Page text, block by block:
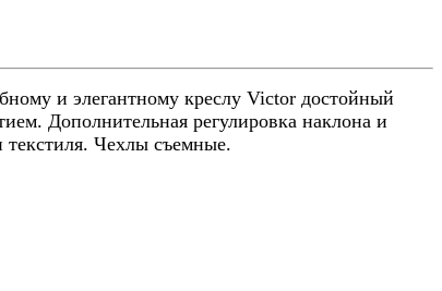
и элегантному креслу Victor достойный
Дополнительная регулировка наклона и
текстиля. Чехлы съемные.